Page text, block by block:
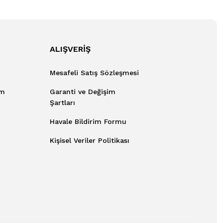
ALIŞVERİŞ
Mesafeli Satış Sözleşmesi
Garanti ve Değişim
Şartları
Havale Bildirim Formu
Kişisel Veriler Politikası